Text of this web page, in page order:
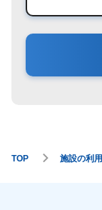
TOP 施設の利用